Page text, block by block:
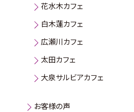
花水木カフェ
白木蓮カフェ
広瀬川カフェ
太田カフェ
大泉サルビアカフェ
お客様の声